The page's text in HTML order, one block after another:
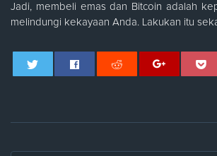
Jadi, membeli emas dan Bitcoin adalah
melindungi kekayaan Anda. Lakukan itu